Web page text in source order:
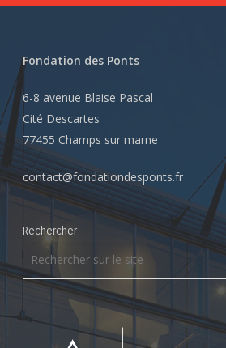
Fondation des Ponts
6-8 avenue Blaise Pascal
Cité Descartes
77455 Champs sur marne
contact@fondationdesponts.fr
Rechercher